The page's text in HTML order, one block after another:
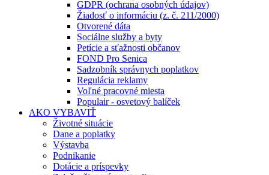
GDPR (ochrana osobných údajov)
Žiadosť o informáciu (z. č. 211/2000)
Otvorené dáta
Sociálne služby a byty
Petície a sťažnosti občanov
FOND Pro Senica
Sadzobník správnych poplatkov
Regulácia reklamy
Voľné pracovné miesta
Populair - osvetový balíček
AKO VYBAVIŤ
Životné situácie
Dane a poplatky
Výstavba
Podnikanie
Dotácie a príspevky